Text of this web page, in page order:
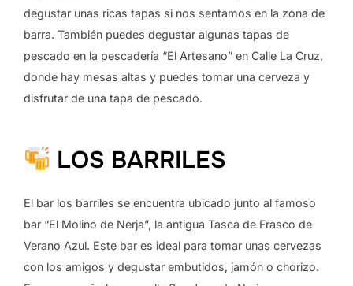
degustar unas ricas tapas si nos sentamos en la zona de
barra. También puedes degustar algunas tapas de
pescado en la pescadería “El Artesano” en Calle La Cruz,
donde hay mesas altas y puedes tomar una cerveza y
disfrutar de una tapa de pescado.
LOS BARRILES
El bar los barriles se encuentra ubicado junto al famoso
bar “El Molino de Nerja”, la antigua Tasca de Frasco de
Verano Azul. Este bar es ideal para tomar unas cervezas
con los amigos y degustar embutidos, jamón o chorizo.